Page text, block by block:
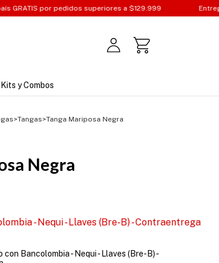
superiores a $129.999 Entregas a todo Colombia
Kits y Combos
>Tangas>Tanga Mariposa Negra
Negra
- Nequi - Llaves (Bre-B) - Contraentrega
con Bancolombia - Nequi - Llaves (Bre-B) -